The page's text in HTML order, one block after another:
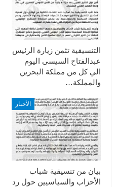
التنسيقية تثمن زيارة الرئيس
عبدالفتاح السيسى اليوم
الي كل من مملكة البحرين
والمملكة…
الأخبار
بيان من تنسيقية شباب
الأحزاب والسياسيين حول رد